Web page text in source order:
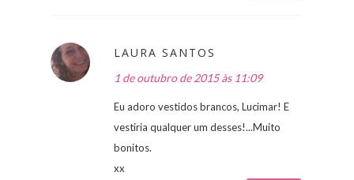
LAURA SANTOS
1 de outubro de 2015 às 11:09
Eu adoro vestidos brancos, Lucimar! E
vestiria qualquer um desses!...Muito
bonitos.
xx